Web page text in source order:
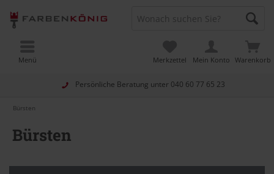
Persönliche Beratung unter 040 60 77 65 23
Warenkorb
Merkzettel Mein Konto
Menü
Bürsten
Bürsten